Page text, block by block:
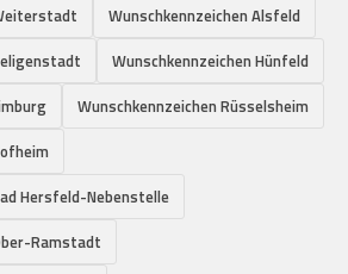
Wunschkennzeichen Alsfeld
Wunschkennzeichen Hünfeld
Wunschkennzeichen Rüsselsheim
Hersfeld-Nebenstelle
Ramstadt